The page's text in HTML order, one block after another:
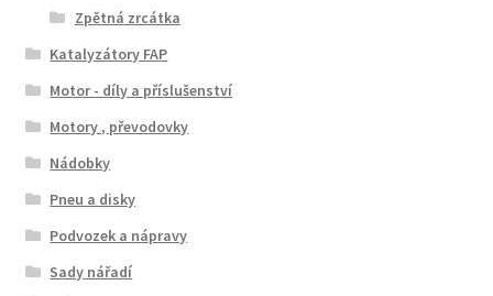
Zpětná zrcátka
Katalyzátory FAP
Motor - díly a příslušenství
Motory , převodovky
Nádobky
Pneu a disky
Podvozek a nápravy
Sady nářadí